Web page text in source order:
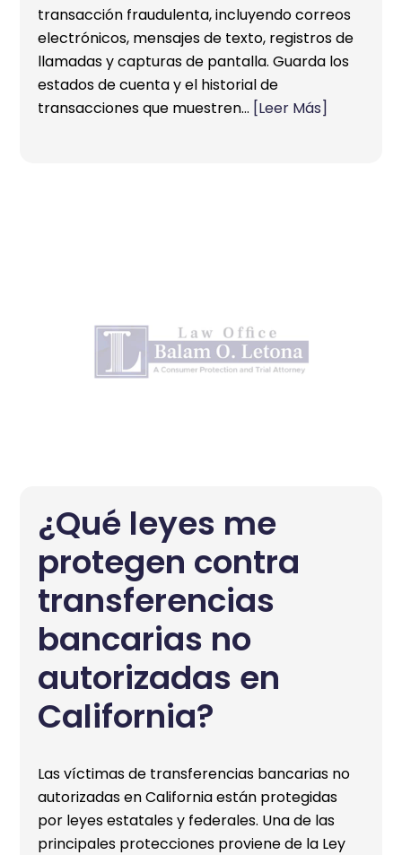
transacción fraudulenta, incluyendo correos
electrónicos, mensajes de texto, registros de
llamadas y capturas de pantalla. Guarda los
estados de cuenta y el historial de
transacciones que muestren… [Leer Más]
¿Qué leyes me
protegen contra
transferencias
bancarias no
autorizadas en
California?
Las víctimas de transferencias bancarias no
autorizadas en California están protegidas
por leyes estatales y federales. Una de las
principales protecciones proviene de la Ley